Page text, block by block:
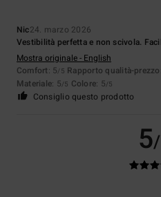
Nic24. marzo 2026
Vestibilità perfetta e non scivola.
Mostra originale - English
Comfort: 5/5 Rapporto qualità-prezzo
Materiale: 5/5 Colore: 5/5
Consiglio questo prodotto
5